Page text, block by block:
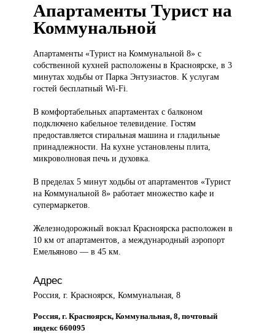
Апартаменты Турист на
Коммунальной
Апартаменты «Туристна Коммунальной 8» с
собственной кухней расположены в Красноярске, в 3
минутах ходьбы от Парка Энтузиастов. К услугам
гостей бесплатный Wi-Fi.
В комфортабельных апартаментах с балконом
подключено кабельное телевидение. Гостям
предоставляется стиральная машина и гладильные
принадлежности. На кухне установлены плита,
микроволновая печь и духовка.
В пределах 5 минут ходьбы от апартаментов «Турист
на Коммунальной 8» работает множество кафе и
супермаркетов.
Железнодорожный вокзал Красноярска расположен в
10 км от апартаментов, а международный аэропорт
Емельяново — в 45 км.
Адрес
Россия, г. Красноярск, Коммунальная, 8
Россия, г. Красноярск, Коммунальная, 8, почтовый
индекс 660095